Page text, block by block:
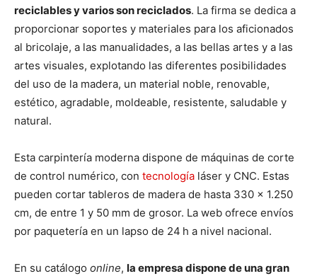
reciclables y varios son reciclados. La firma se dedica a
proporcionar soportes y materiales para los aficionados
al bricolaje, a las manualidades, a las bellas artes y a las
artes visuales, explotando las diferentes posibilidades
del uso de la madera, un material noble, renovable,
estético, agradable, moldeable, resistente, saludable y
natural.
Esta carpintería moderna dispone de máquinas de corte
de control numérico, con tecnología láser y CNC. Estas
pueden cortar tableros de madera de hasta 330 x 1.250
cm, de entre 1 y 50 mm de grosor. La web ofrece envíos
por paquetería en un lapso de 24 h a nivel nacional.
En su catálogo online, la empresa dispone de una gran